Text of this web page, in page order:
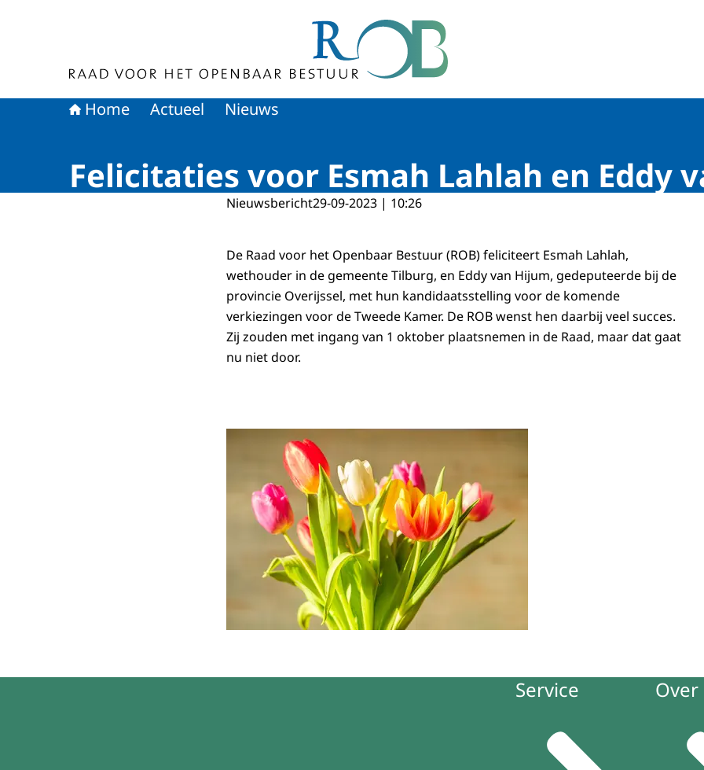
Home Actueel Nieuws
Felicitaties voor Esmah Lahlah en Eddy
Nieuwsbericht29-09-2023 | 10:26
De Raad voor het Openbaar Bestuur (ROB) feliciteert Esmah Lahlah,
wethouder in de gemeente Tilburg, en Eddy van Hijum, gedeputeerde bij de
provincie Overijssel, met hun kandidaatsstelling voor de komende
verkiezingen voor de Tweede Kamer. De ROB wenst hen daarbij veel succes.
Zij zouden met ingang van 1 oktober plaatsnemen in de Raad, maar dat gaat
nu niet door.
Service